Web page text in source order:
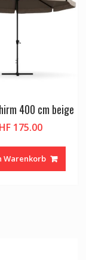
400 cm beige
175.00
Warenkorb